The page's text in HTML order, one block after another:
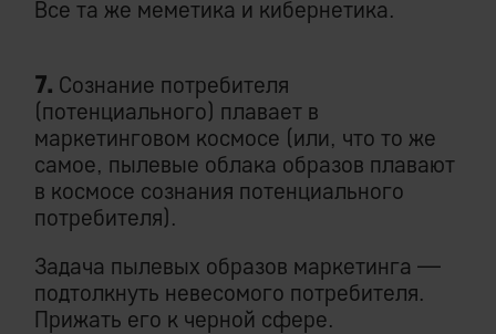
Все та же меметика и кибернетика.
7. Сознание потребителя
(потенциального) плавает в
маркетинговом космосе (или, что то же
самое, пылевые облака образов плавают
в космосе сознания потенциального
потребителя).
Задача пылевых образов маркетинга —
подтолкнуть невесомого потребителя.
Прижать его к черной сфере.